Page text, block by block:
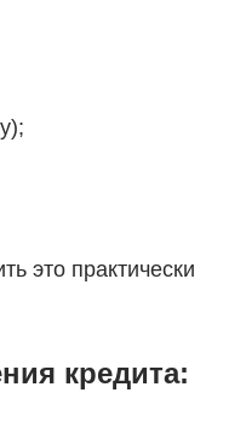
это практически
кредита: